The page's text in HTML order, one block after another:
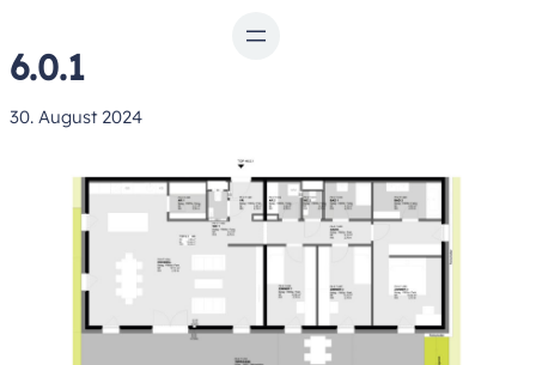
Inhalt
springen
6.0.1
30. August 2024